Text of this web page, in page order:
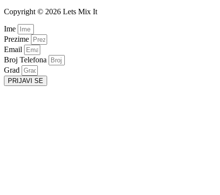
Copyright © 2026 Lets Mix It
Ime
Prezime
Email
Broj Telefona
Grad
PRIJAVI SE